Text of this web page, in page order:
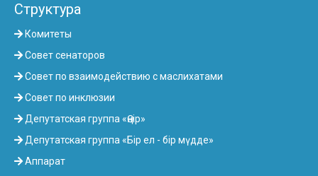
Структура
Комитеты
Совет сенаторов
Совет по взаимодействию с маслихатами
Совет по инклюзии
Депутатская группа «Өңір»
Депутатская группа «Бір ел - бір мүдде»
Аппарат